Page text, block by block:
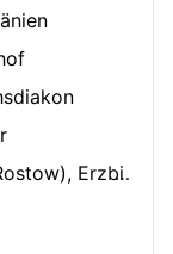
Erzbischof